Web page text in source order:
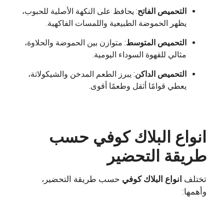
التحميص الفاتح: يحافظ على النكهة الأصلية للحبوب،
يظهر الحموضة الطبيعية واللمسات الفاكهية.
التحميص المتوسط: متوازن بين الحموضة والحلاوة،
مثالي للقهوة السوداء اليومية.
التحميص الداكن: يبرز الطعم المدخن والشيكولاتة،
يعطي قوامًا أثقل وطعمًا أقوى.
انواع البلاك كوفي حسب
طريقة التحضير
تختلف انواع البلاك كوفي حسب طريقة التحضير،
وأهمها: